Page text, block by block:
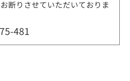
断りさせていただいておりま
481